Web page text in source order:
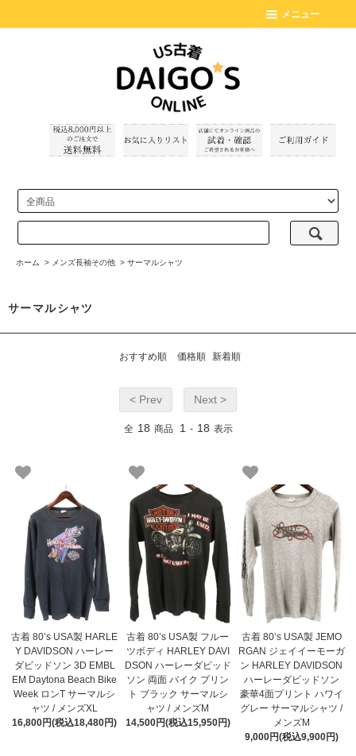
メニュー
ホーム > メンズ長袖その他 > サーマルシャツ
サーマルシャツ
おすすめ順 価格順 新着順
< Prev Next >
全 18 商品 1 - 18 表示
古着 80’s USA製 HARLE
Y DAVIDSON ハーレー
ダビッドソン 3D EMBL
EM Daytona Beach Bike
Week ロンT サーマルシ
ャツ / メンズXL
16,800円(税込18,480円)
古着 80’s USA製 フルー
ツボディ HARLEY DAVI
DSON ハーレーダビッド
ソン 両面 バイク プリン
ト ブラック サーマルシ
ャツ / メンズM
14,500円(税込15,950円)
古着 80’s USA製 JEMO
RGAN ジェイイーモーガ
ン HARLEY DAVIDSON
ハーレーダビッドソン
豪華4面プリント ハワイ
グレー サーマルシャツ /
メンズM
9,000円(税込9,900円)